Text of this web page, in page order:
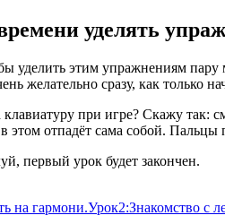
уделять
уделить этим упражнениям пару
желательно сразу, как только
при игре? Скажу так:
этом отпадёт сама собой. Пальцы
первый урок будет закончен.
на гармони.Урок2:Знакомство с